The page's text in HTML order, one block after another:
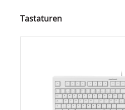
Produktgalerie überspringen
Tastaturen